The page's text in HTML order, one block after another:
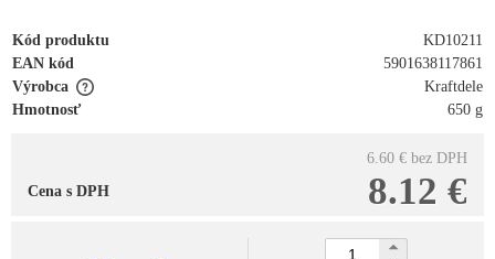
Kód produktu
KD10211
EAN kód
5901638117861
Výrobca
Kraftdele
Hmotnosť
650 g
6.60 € bez DPH
8.12 €
Cena s DPH